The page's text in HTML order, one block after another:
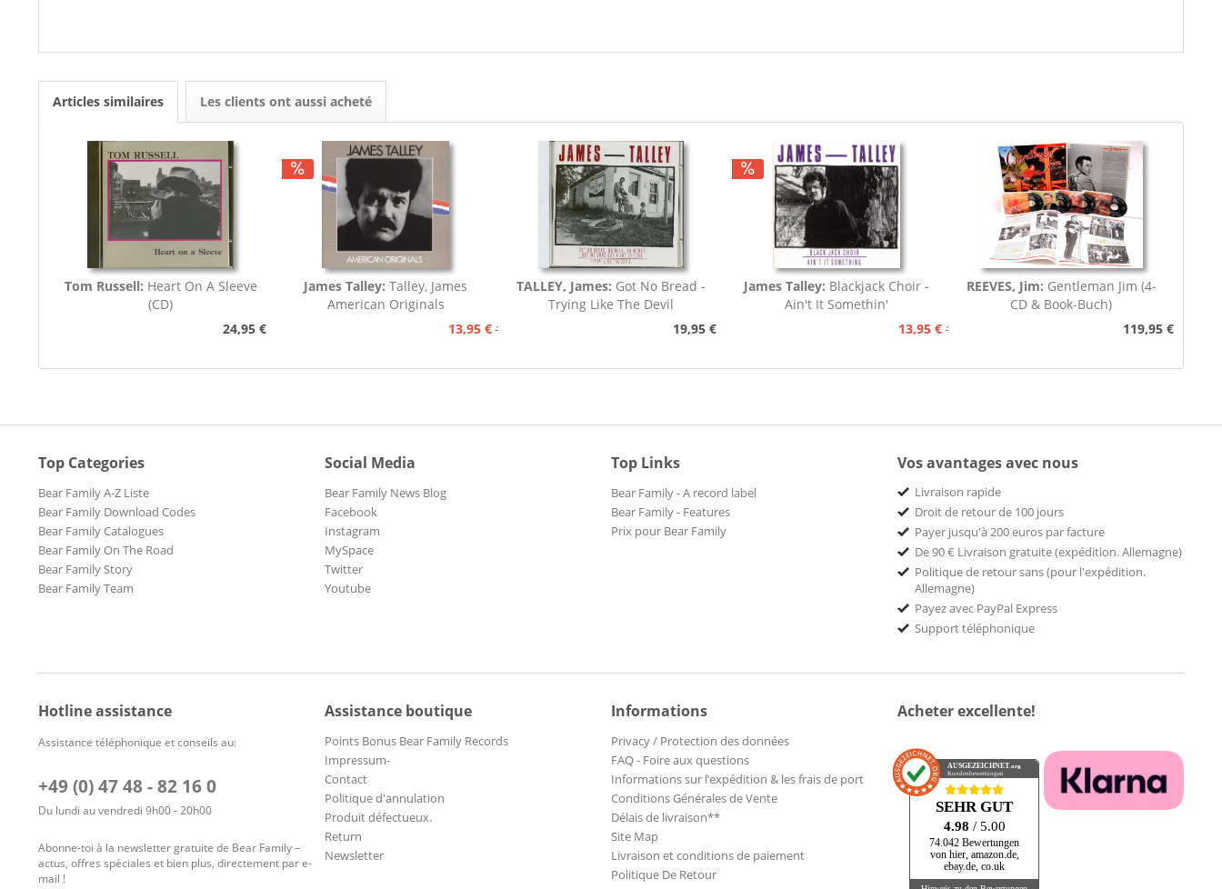
Articles similaires Les clients ont aussi acheté
Tom Russell: Heart On A Sleeve
(CD)
24,95 €
James Talley: Talley, James
American Originals
13,95 € 15,95 €
TALLEY, James: Got No Bread -
Trying Like The Devil
19,95 €
James Talley: Blackjack Choir -
Ain't It Somethin'
13,95 € 15,95 €
REEVES, Jim: Gentleman Jim (4-
CD & Book-Buch)
119,95 €
Top Categories
Bear Family A-Z Liste
Bear Family Download Codes
Bear Family Catalogues
Bear Family On The Road
Bear Family Story
Bear Family Team
Social Media
Bear Family News Blog
Facebook
Instagram
MySpace
Twitter
Youtube
Top Links
Bear Family - A record label
Bear Family - Features
Prix pour Bear Family
Vos avantages avec nous
Livraison rapide
Droit de retour de 100 jours
Payer jusqu'à 200 euros par facture
De 90 € Livraison gratuite (expédition. Allemagne)
Politique de retour sans (pour l'expédition.
Allemagne)
Payez avec PayPal Express
Support téléphonique
Hotline assistance
Assistance téléphonique et conseils au:
+49 (0) 47 48 - 82 16 0
Du lundi au vendredi 9h00 - 20h00
Abonne-toi à la newsletter gratuite de Bear Family –
actus, offres spéciales et bien plus, directement par e-
mail !
Assistance boutique
Points Bonus Bear Family Records
Impressum-
Contact
Politique d'annulation
Produit défectueux.
Return
Newsletter
Informations
Privacy / Protection des données
FAQ - Foire aux questions
Informations sur l’expédition & les frais de port
Conditions Générales de Vente
Délais de livraison**
Site Map
Livraison et conditions de paiement
Politique De Retour
Acheter excellente!
AUSGEZEICHNET.org
Kundenbewertungen
SEHR GUT
4.98 / 5.00
74.042 Bewertungen
von hier, amazon.de,
ebay.de, co.uk